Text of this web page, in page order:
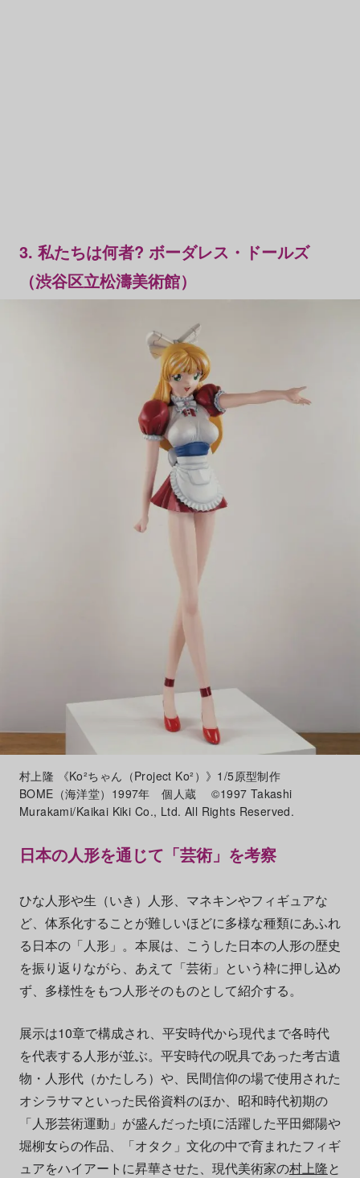
3. 私たちは何者? ボーダレス・ドールズ
（渋谷区立松濤美術館）
村上隆 《Ko²ちゃん（Project Ko²）》1/5原型制作
BOME（海洋堂）1997年 個人蔵 ©1997 Takashi
Murakami/Kaikai Kiki Co., Ltd. All Rights Reserved.
日本の人形を通じて「芸術」を考察
ひな人形や生（いき）人形、マネキンやフィギュアな
ど、体系化することが難しいほどに多様な種類にあふれ
る日本の「人形」。本展は、こうした日本の人形の歴史
を振り返りながら、あえて「芸術」という枠に押し込め
ず、多様性をもつ人形そのものとして紹介する。
展示は10章で構成され、平安時代から現代まで各時代
を代表する人形が並ぶ。平安時代の呪具であった考古遺
物・人形代（かたしろ）や、民間信仰の場で使用された
オシラサマといった民俗資料のほか、昭和時代初期の
「人形芸術運動」が盛んだった頃に活躍した平田郷陽や
堀柳女らの作品、「オタク」文化の中で育まれたフィギ
ュアをハイアートに昇華させた、現代美術家の村上隆と